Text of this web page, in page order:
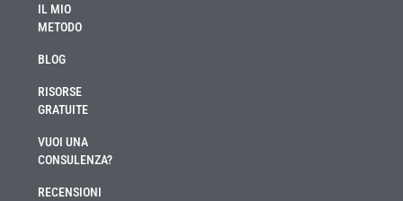
IL MIO
METODO
BLOG
RISORSE
GRATUITE
VUOI UNA
CONSULENZA?
RECENSIONI